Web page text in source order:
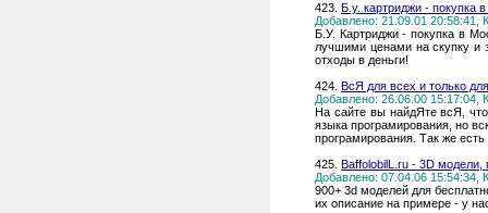
423. Б.у. картриджи - покупка
Добавлено: 21.09.01 20:58:41,
Б.У. Картриджи - покупка в
лучшими ценами на скупку и
отходы в деньги!
424. ВсЯ для всех и только
Добавлено: 26.06.00 15:17:04,
На сайте вы найдЯте всЯ,
языка програмирования, но
програмирования. Так же
425. BaffolobilL.ru - 3D модели,
Добавлено: 07.04.06 15:54:34,
900+ 3d моделей для
их описание на примере - у